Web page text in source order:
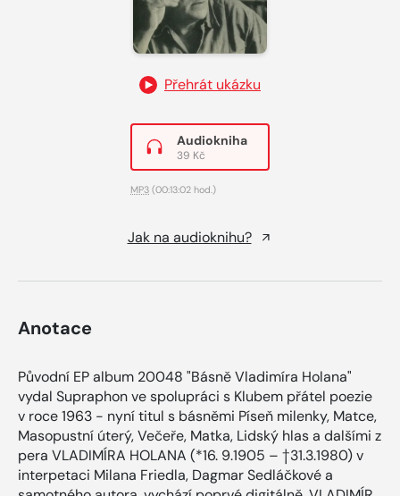
Přehrát ukázku
Audiokniha
39 Kč
MP3 (00:13:02 hod.)
Jak na audioknihu?
Anotace
Původní EP album 20048 "Básně Vladimíra Holana"
vydal Supraphon ve spolupráci s Klubem přátel poezie
v roce 1963 - nyní titul s básněmi Píseň milenky, Matce,
Masopustní úterý, Večeře, Matka, Lidský hlas a dalšími z
pera VLADIMÍRA HOLANA (*16. 9.1905 – †31.3.1980) v
interpetaci Milana Friedla, Dagmar Sedláčkové a